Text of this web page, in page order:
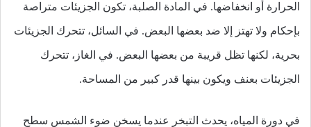
الحرارة أو انخفاضها. في المادة الصلبة، تكون الجزيئات متراصة
بإحكام ولا تهتز إلا ضد بعضها البعض. في السائل، تتحرك الجزيئات
بحرية، لكنها تظل قريبة من بعضها البعض. في الغاز، تتحرك
الجزيئات بعنف ويكون بينها قدر كبير من المساحة.
في دورة المياه، يحدث التبخر عندما يسخن ضوء الشمس سطح